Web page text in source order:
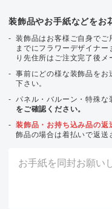
装飾品やお手紙などをお
装飾品はお客様ご自身で
までにフラワーデザイナ
り先住所はご注文完了後メ
事前にどの様な装飾品をお
下さい。
パネル・バルーン・特殊な
をご確認ください。
装飾品・お持ち込み品の返
飾品の場合は着払いで返送